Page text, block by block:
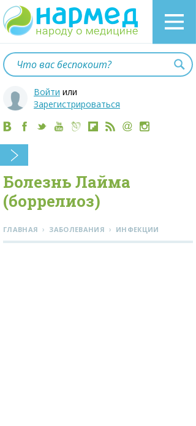
Войти или
Зарегистрироваться
Болезнь Лайма
(боррелиоз)
ГЛАВНАЯ › ЗАБОЛЕВАНИЯ › ИНФЕКЦИИ